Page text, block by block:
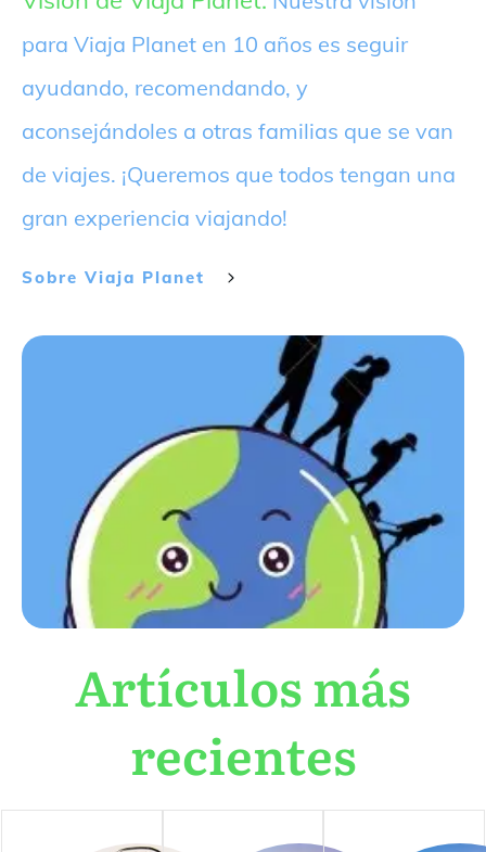
para Viaja Planet en 10 años es seguir
ayudando, recomendando, y
aconsejándoles a otras familias que se van
de viajes. ¡Queremos que todos tengan una
gran experiencia viajando!
Sobre Viaja Planet
Artículos más
recientes